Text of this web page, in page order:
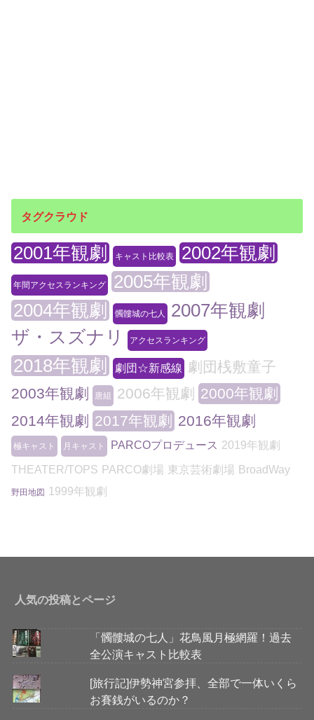
タグクラウド
2001年観劇 キャスト比較表 2002年観劇
年間アクセスランキング
2005年観劇
2004年観劇
髑髏城の七人
2007年観劇
ザ・スズナリ
アクセスランキング
2018年観劇 劇団☆新感線
劇団桟敷童子
2003年観劇
唐組 2006年観劇
2000年観劇
2014年観劇 2017年観劇 2016年観劇
極キャスト 月キャスト PARCOプロデュース 2019年観劇
THEATER/TOPS PARCO劇場 東京芸術劇場 BroadWay
野田地図 1999年観劇
人気の投稿とページ
「髑髏城の七人」花鳥風月極網羅！過去
全公演キャスト比較表
[旅行記]伊勢神宮参拝、全部で一体いくら
お賽銭がいるのか？